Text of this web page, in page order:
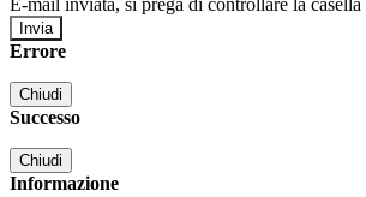
E-mail inviata, si prega di controllare la
Errore
Chiudi
Successo
Chiudi
Informazione